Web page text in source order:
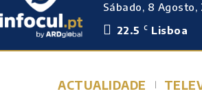
Sábado, 8 Agosto,
22.5
C Lisboa
ACTUALIDADE